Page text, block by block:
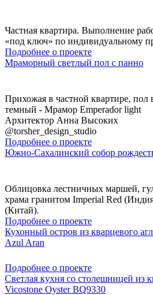
Частная квартира. Выполнение
«под ключ» по индивидуальному
Подробнее о проекте
Мраморный светлый пол с панно
Прихожая в частной квартире,
темный - Мрамор Emperador light
Архитектор Анна Высоких
@torsher_design_studio
Подробнее о проекте
Южно-Сахалинский собор
Облицовка лестничных маршей,
храма гранитом Imperial Red
(Китай).
Подробнее о проекте
Кухонный остров из кварцевого
Azul Aran
Подробнее о проекте
Светлая кухня со столешницей из
Vicostone Oyster BQ9330